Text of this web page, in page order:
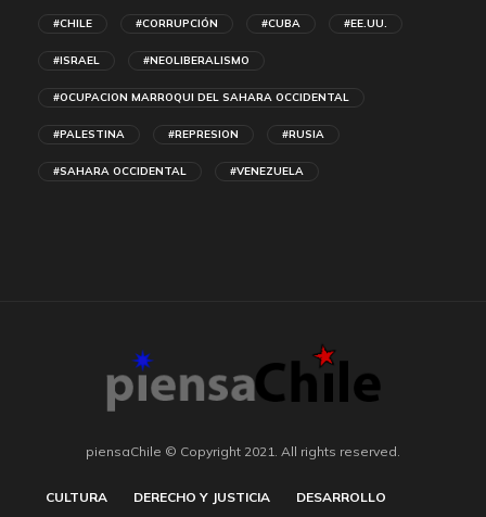
#CHILE #CORRUPCIÓN #CUBA #EE.UU.
#ISRAEL #NEOLIBERALISMO
#OCUPACION MARROQUI DEL SAHARA OCCIDENTAL
#PALESTINA #REPRESION #RUSIA
#SAHARA OCCIDENTAL #VENEZUELA
piensaChile © Copyright 2021. All rights reserved.
CULTURA DERECHO Y JUSTICIA DESARROLLO